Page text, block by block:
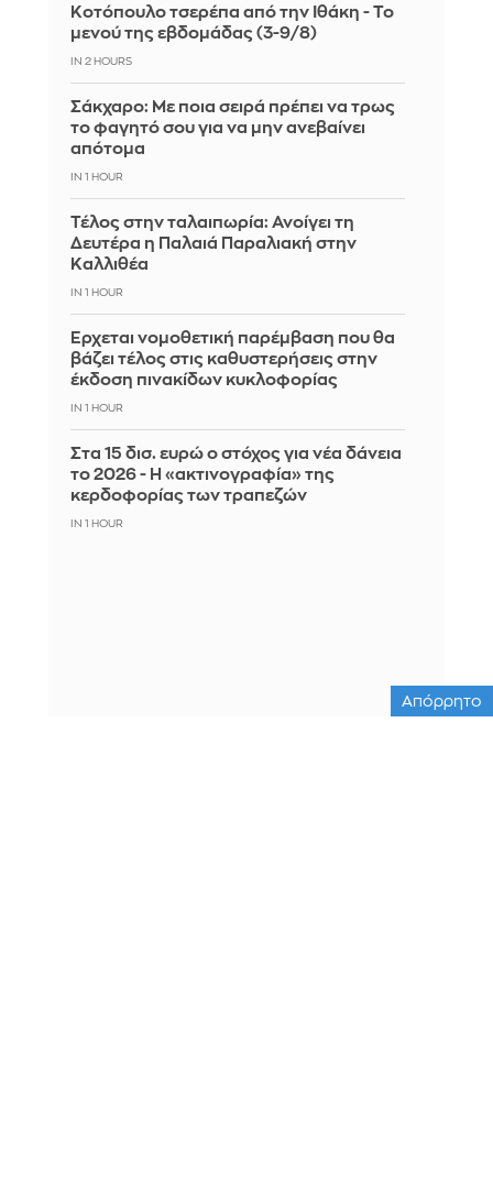
Κοτόπουλο τσερέπα από την Ιθάκη - Το
μενού της εβδομάδας (3-9/8)
IN 2 HOURS
Σάκχαρο: Με ποια σειρά πρέπει να τρως
το φαγητό σου για να μην ανεβαίνει
απότομα
IN 1 HOUR
Τέλος στην ταλαιπωρία: Ανοίγει τη
Δευτέρα η Παλαιά Παραλιακή στην
Καλλιθέα
IN 1 HOUR
Έρχεται νομοθετική παρέμβαση που θα
βάζει τέλος στις καθυστερήσεις στην
έκδοση πινακίδων κυκλοφορίας
IN 1 HOUR
Στα 15 δισ. ευρώ ο στόχος για νέα δάνεια
το 2026 - Η «ακτινογραφία» της
κερδοφορίας των τραπεζών
IN 1 HOUR
Απόρρητο